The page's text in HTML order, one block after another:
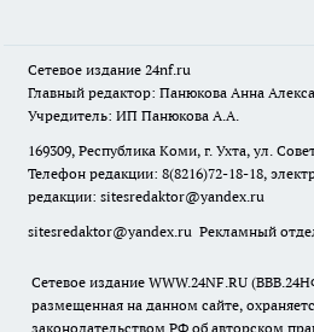
Сетевое издание 24nf.ru
Главный редактор: Панюкова Анна
Учредитель: ИП Панюкова А.А.
169309, Республика Коми, г. Ухта, ул.
Телефон редакции: 8(8216)72-18-18,
редакции: sitesredaktor@yandex.ru
sitesredaktor@yandex.ru Рекламный
Сетевое издание WWW.24NF.RU
размещенная на данном сайте,
законодательством РФ об авторском